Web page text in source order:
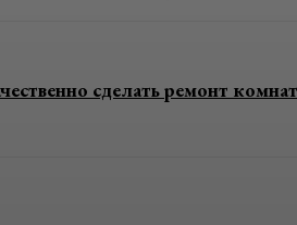
сделать ремонт